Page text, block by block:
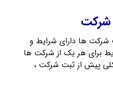
شرکت
ها دارای شرایط و
برای هر یک از شرکت ها
پیش از ثبت شرکت ،